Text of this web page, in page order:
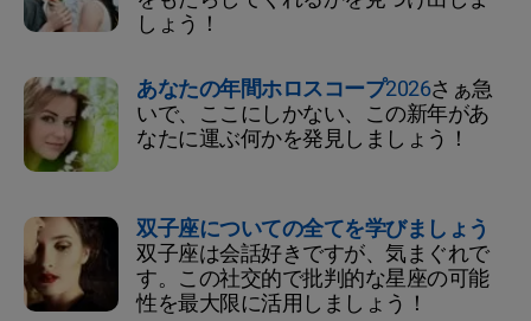
しょう！
あなたの年間ホロスコープ2026さぁ急
いで、ここにしかない、この新年があ
なたに運ぶ何かを発見しましょう！
双子座についての全てを学びましょう
双子座は会話好きですが、気まぐれで
す。この社交的で批判的な星座の可能
性を最大限に活用しましょう！